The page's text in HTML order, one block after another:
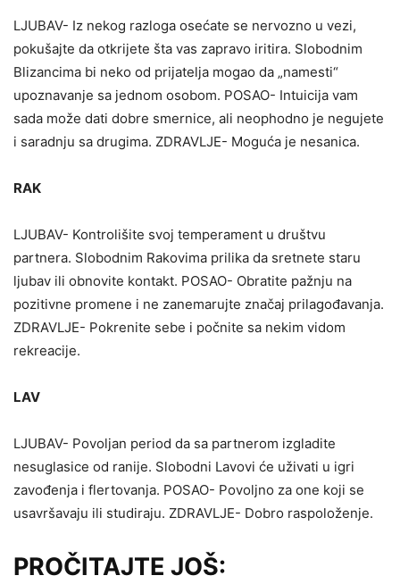
LJUBAV- Iz nekog razloga osećate se nervozno u vezi,
pokušajte da otkrijete šta vas zapravo iritira. Slobodnim
Blizancima bi neko od prijatelja mogao da „namesti“
upoznavanje sa jednom osobom. POSAO- Intuicija vam
sada može dati dobre smernice, ali neophodno je negujete
i saradnju sa drugima. ZDRAVLJE- Moguća je nesanica.
RAK
LJUBAV- Kontrolišite svoj temperament u društvu
partnera. Slobodnim Rakovima prilika da sretnete staru
ljubav ili obnovite kontakt. POSAO- Obratite pažnju na
pozitivne promene i ne zanemarujte značaj prilagođavanja.
ZDRAVLJE- Pokrenite sebe i počnite sa nekim vidom
rekreacije.
LAV
LJUBAV- Povoljan period da sa partnerom izgladite
nesuglasice od ranije. Slobodni Lavovi će uživati u igri
zavođenja i flertovanja. POSAO- Povoljno za one koji se
usavršavaju ili studiraju. ZDRAVLJE- Dobro raspoloženje.
PROČITAJTE JOŠ: